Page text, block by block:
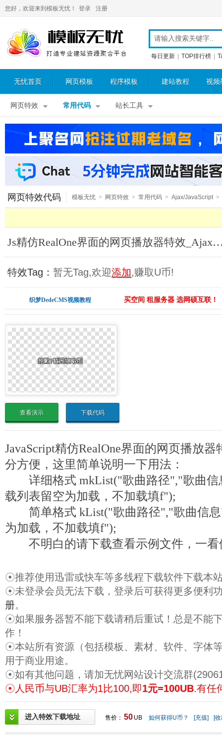
您好，欢迎来到模板无忧！ 登录 注册
每日更新 TOP排行榜
无忧首页 网页模板 程序模板 建站教程 视频
网页特效 常用代码 站长工具
网页特效代码 模板无忧 > 网页特效 > 常用代码 > Ajax/JavaScript >
Js精仿RealOne界面的网页播放器
特效Tag： 暂无Tag,欢迎添加,赚取U币!
织梦DedeCMS视频教程 买空间 租服务器 选网硕互联！
查看演示 下载代码
JavaScript精仿RealOne界面的网页播放
分方便，这里简单说明一下用法：
详细格式 mkList("歌曲路径","歌曲信
载列表留空为加载，不加载填f");
简单格式 kList("歌曲路径","歌曲信息
为加载，不加载填f");
不明白的请下载查看示例文件，一看
☉推荐使用迅雷或快车等多线程下载软件下载本
☉未登录会员无法下载，登录后可获得更多便利
册。
☉如果服务器暂不能下载请稍后重试！总是不能
作！
☉本站所有资源（包括模板、素材、软件、字体
用于商业用途。
☉如有其他问题，请加无忧网站设计交流群
☉人民币与UB汇率为1比100,即1元=100UB.有任
进入特效下载地址 售价： 50 UB 如何获得U币？ [充值] [